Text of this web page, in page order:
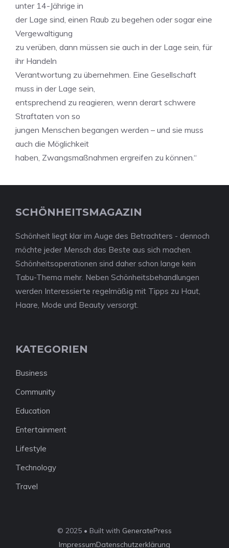
unter 14-Jährige in
der Lage sind, einen Raub zu begehen oder sogar eine
Vergewaltigung
zu verüben, dann müssen sie auch in der Lage sein, für
ihr Handeln
Verantwortung zu übernehmen. Eine Gesellschaft
muss in der Lage sein,
entsprechend zu reagieren, wenn derart schwere
Straftaten von so
jungen Menschen begangen werden – und sie muss
auch die Möglichkeit
haben, Zwangsmaßnahmen ergreifen zu können.“
SCHÖNHEITSMAGAZIN
Schönheit liegt klar im Auge des Betrachters - dennoch
möchte jeder Mensch das Beste aus sich machen.
Schönheitsoperationen sind daher schon lange kein
Tabu-Thema mehr. Neben Schönheitsbehandlungen
werden Interessierte regelmäßig mit Tipps zu Haut,
Haare, Mode und Beauty versorgt.
KATEGORIEN
Business
Community
Education
Entertainment
Lifestyle
Technology
Travel
© 2025 • Built with GeneratePress
ImpressumDatenschutzerklärung